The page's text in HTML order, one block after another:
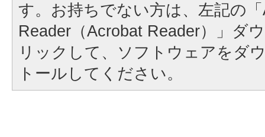
す。お持ちでない方は、左記の
Reader（Acrobat Reader）」ダ
リックして、ソフトウェアをダ
トールしてください。